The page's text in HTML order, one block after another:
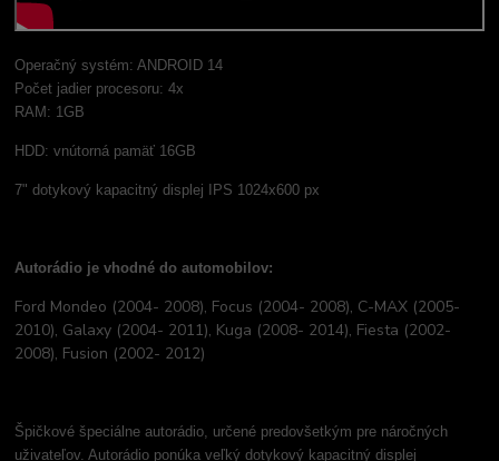
Operačný systém: ANDROID 14
Počet jadier procesoru: 4x
RAM: 1GB
HDD: vnútorná pamäť 16GB
7" dotykový kapacitný displej IPS 1024x600 px
Autorádio je vhodné do automobilov:
Ford Mondeo (2004- 2008), Focus (2004- 2008), C-MAX (2005-
2010), Galaxy (2004- 2011), Kuga (2008- 2014), Fiesta (2002-
2008), Fusion (2002- 2012)
Špičkové špeciálne autorádio, určené predovšetkým pre náročných
uživateľov. Autorádio ponúka veľký dotykový kapacitný displej